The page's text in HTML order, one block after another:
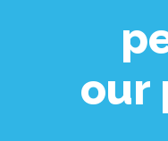
our